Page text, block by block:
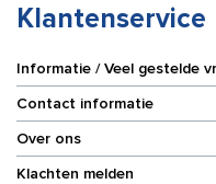
Klantenservice
Informatie / Veel gestelde
Contact informatie
Over ons
Klachten melden